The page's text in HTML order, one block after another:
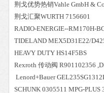
荆戈优势热销Vahle GmbH &
荆戈汇聚WURTH 7156601
RADIO-ENERGIE--RM170H-
TIDELAND MEX5D31E22/
HEAVY DUTY HS14F5BS
Rexroth 传动阀 R901102356
Lenord+Bauer
SCHUNK 0305511 MPG-PLUS